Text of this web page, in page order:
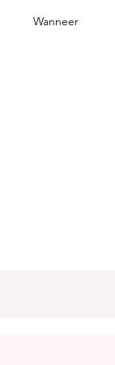
Wanneer